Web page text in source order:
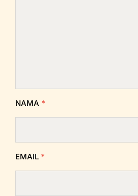
NAMA *
EMAIL *